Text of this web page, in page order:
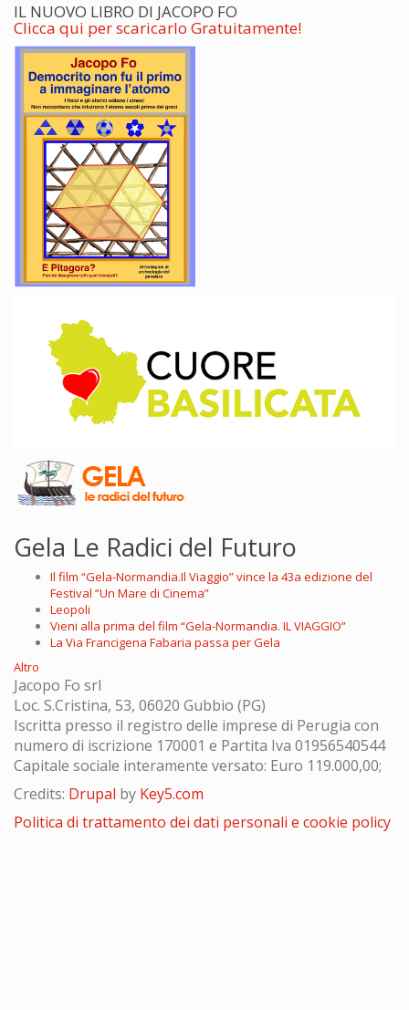
IL NUOVO LIBRO DI JACOPO FO
Clicca qui per scaricarlo Gratuitamente!
Gela Le Radici del Futuro
Il film “Gela-Normandia.Il Viaggio” vince la 43a edizione del
Festival “Un Mare di Cinema”
Leopoli
Vieni alla prima del film “Gela-Normandia. IL VIAGGIO”
La Via Francigena Fabaria passa per Gela
Altro
Jacopo Fo srl
Loc. S.Cristina, 53, 06020 Gubbio (PG)
Iscritta presso il registro delle imprese di Perugia con
numero di iscrizione 170001 e Partita Iva 01956540544
Capitale sociale interamente versato: Euro 119.000,00;
Credits: Drupal by Key5.com
Politica di trattamento dei dati personali e cookie policy